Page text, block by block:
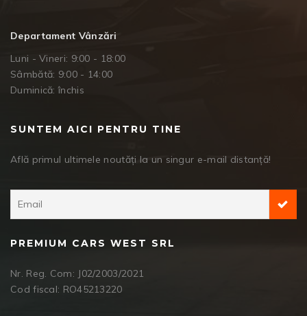
Departament Vânzări
Luni - Vineri: 9:00 - 18:00
Sâmbătă: 9:00 - 14:00
Duminică: închis
SUNTEM AICI PENTRU TINE
Află primul ultimele noutăți la un singur e-mail distanță!
PREMIUM CARS WEST SRL
Nr. Reg. Com: J02/2003/2021
Cod fiscal: RO45213220